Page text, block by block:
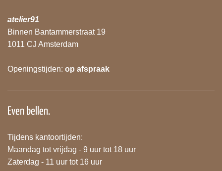
atelier91
Binnen Bantammerstraat 19
1011 CJ Amsterdam
Openingstijden: op afspraak
Even bellen.
Tijdens kantoortijden:
Maandag tot vrijdag - 9 uur tot 18 uur
Zaterdag - 11 uur tot 16 uur